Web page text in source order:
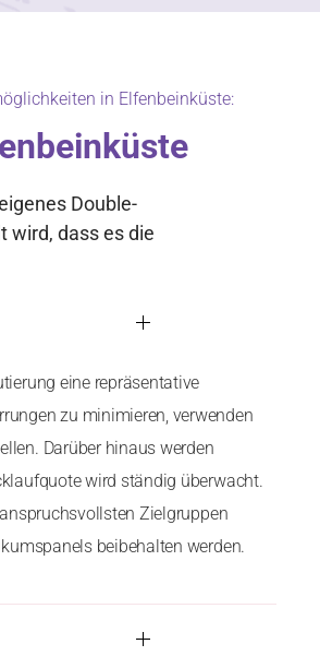
in Elfenbeinküste:
Double-
wird, dass es die
eine repräsentative
zu minimieren, verwenden
Darüber hinaus werden
wird ständig überwacht.
Zielgruppen
beibehalten werden.